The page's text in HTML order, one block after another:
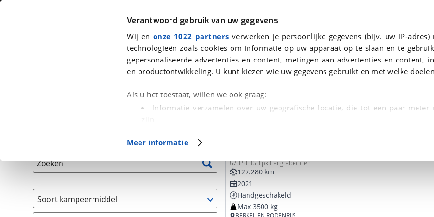
Verantwoord gebruik van uw gegevens
Wij en onze 1022 partners verwerken je persoonlijke gegevens (bijv. uw IP-adres)
technologieën zoals cookies om informatie op uw apparaat op te slaan en te
gepersonaliseerde advertenties en content, metingen aan advertenties en content,
en productontwikkeling. U kunt kiezen wie uw gegevens gebruikt en met welke
Als u het toestaat, willen we ook graag:
Informatie verzamelen over uw geografische locatie, die tot een paar meter
(fingerprinting)
in. U kunt uw toestemming op elk moment wijzigen of
Cookieverklaring.
Met cookies en vergelijkbare technieken zorgen we voor een betere en meer
Functionele cookies zorgen ervoor dat de website goed werkt. Ook gebruiken we
Meer informatie
Auto Fiets Motor
Kampeervoertuigen
We hebben 1 kampeervoertuig voor je gevonden
Zoeken
Soort kampeermiddel
Camper (1)
670 SL 160 pk Lengtebedden
127.280 km
2021
Handgeschakeld
Max 3500 kg
BERKEL EN RODENRIJS